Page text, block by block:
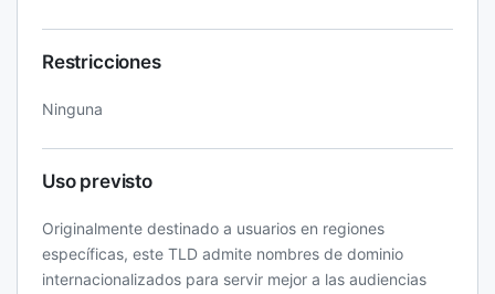
Restricciones
Ninguna
Uso previsto
Originalmente destinado a usuarios en regiones
específicas, este TLD admite nombres de dominio
internacionalizados para servir mejor a las audiencias